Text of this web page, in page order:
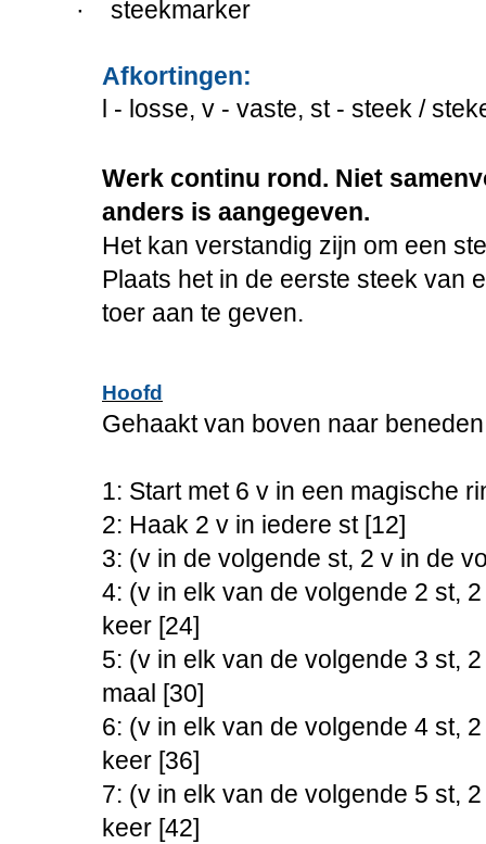
· steekmarker
Afkortingen:
l - losse, v - vaste, st - steek /
Werk continu rond. Niet
anders is aangegeven.
Het kan verstandig zijn om een
Plaats het in de eerste steek van
toer aan te geven.
Hoofd
Gehaakt van boven naar
1: Start met 6 v in een magische
2: Haak 2 v in iedere st [12]
3: (v in de volgende st, 2 v in de
4: (v in elk van de volgende 2 st,
keer [24]
5: (v in elk van de volgende 3 st,
maal [30]
6: (v in elk van de volgende 4 st,
keer [36]
7: (v in elk van de volgende 5 st,
keer [42]